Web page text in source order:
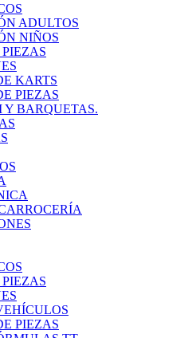
ADULTOS
NIÑOS
KARTS
PIEZAS
Y BARQUETAS.
PIEZAS